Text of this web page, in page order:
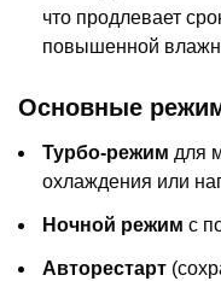
что продлевает
повышенной
Основные
Турбо-режим для
охлаждения или
Ночной режим с
Авторестарт